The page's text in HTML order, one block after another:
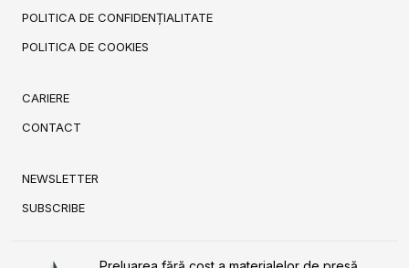
POLITICA DE CONFIDENȚIALITATE
POLITICA DE COOKIES
CARIERE
CONTACT
NEWSLETTER
SUBSCRIBE